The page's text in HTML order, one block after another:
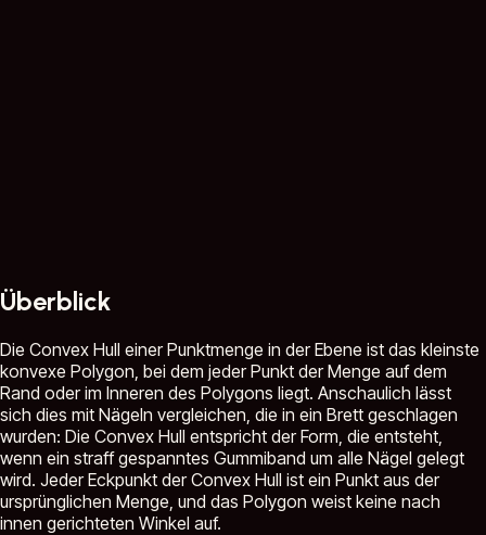
Überblick
Die Convex Hull einer Punktmenge in der Ebene ist das kleinste
konvexe Polygon, bei dem jeder Punkt der Menge auf dem
Rand oder im Inneren des Polygons liegt. Anschaulich lässt
sich dies mit Nägeln vergleichen, die in ein Brett geschlagen
wurden: Die Convex Hull entspricht der Form, die entsteht,
wenn ein straff gespanntes Gummiband um alle Nägel gelegt
wird. Jeder Eckpunkt der Convex Hull ist ein Punkt aus der
ursprünglichen Menge, und das Polygon weist keine nach
innen gerichteten Winkel auf.